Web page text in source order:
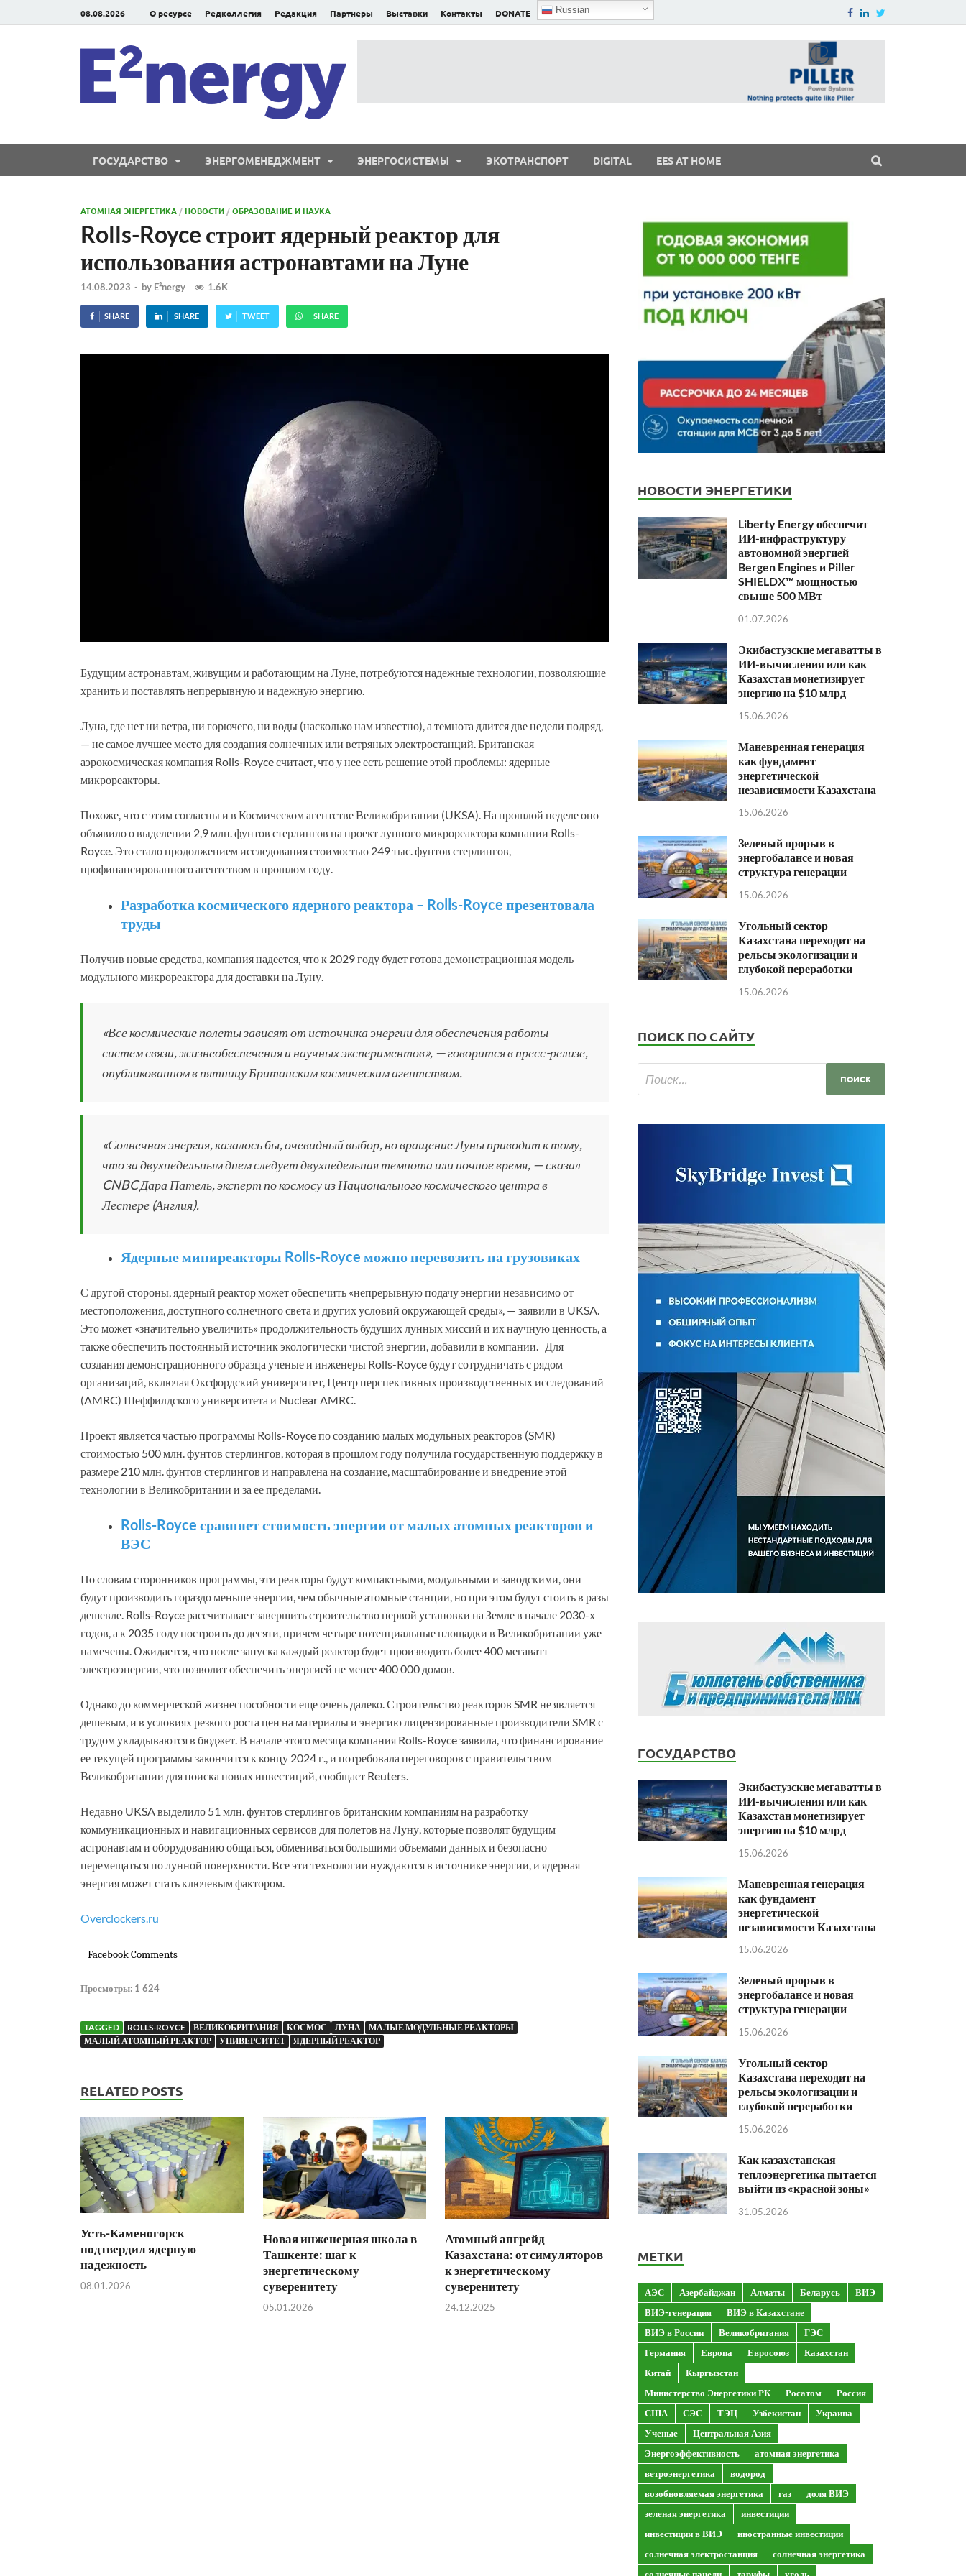
08.08.2026 О ресурсе Редколлегия Редакция Партнеры Выставки Контакты DONATE Russian
ГОСУДАРСТВО ЭНЕРГОМЕНЕДЖМЕНТ ЭНЕРГОСИСТЕМЫ ЭКОТРАНСПОРТ DIGITAL EES AT HOME
АТОМНАЯ ЭНЕРГЕТИКА /НОВОСТИ /ОБРАЗОВАНИЕ И НАУКА
Rolls-Royce строит ядерный реактор для
использования астронавтами на Луне
14.08.2023 - by E²nergy 1.6K
SHARE SHARE TWEET SHARE
Будущим астронавтам, живущим и работающим на Луне, потребуются надежные технологии, позволяющие
хранить и поставлять непрерывную и надежную энергию.
Луна, где нет ни ветра, ни горючего, ни воды (насколько нам известно), а темнота длится две недели подряд,
— не самое лучшее место для создания солнечных или ветряных электростанций. Британская
аэрокосмическая компания Rolls-Royce считает, что у нее есть решение этой проблемы: ядерные
микрореакторы.
Похоже, что с этим согласны и в Космическом агентстве Великобритании (UKSA). На прошлой неделе оно
объявило о выделении 2,9 млн. фунтов стерлингов на проект лунного микрореактора компании Rolls-
Royce. Это стало продолжением исследования стоимостью 249 тыс. фунтов стерлингов,
профинансированного агентством в прошлом году.
Разработка космического ядерного реактора – Rolls-Royce презентовала
труды
Получив новые средства, компания надеется, что к 2029 году будет готова демонстрационная модель
модульного микрореактора для доставки на Луну.
«Все космические полеты зависят от источника энергии для обеспечения работы
систем связи, жизнеобеспечения и научных экспериментов», — говорится в пресс-релизе,
опубликованном в пятницу Британским космическим агентством.
«Солнечная энергия, казалось бы, очевидный выбор, но вращение Луны приводит к тому,
что за двухнедельным днем следует двухнедельная темнота или ночное время, — сказал
CNBC Дара Патель, эксперт по космосу из Национального космического центра в
Лестере (Англия).
Ядерные миниреакторы Rolls-Royce можно перевозить на грузовиках
С другой стороны, ядерный реактор может обеспечить «непрерывную подачу энергии независимо от
местоположения, доступного солнечного света и других условий окружающей среды», — заявили в UKSA.
Это может «значительно увеличить» продолжительность будущих лунных миссий и их научную ценность, а
также обеспечить постоянный источник экологически чистой энергии, добавили в компании. Для
создания демонстрационного образца ученые и инженеры Rolls-Royce будут сотрудничать с рядом
организаций, включая Оксфордский университет, Центр перспективных производственных исследований
(AMRC) Шеффилдского университета и Nuclear AMRC.
Проект является частью программы Rolls-Royce по созданию малых модульных реакторов (SMR)
стоимостью 500 млн. фунтов стерлингов, которая в прошлом году получила государственную поддержку в
размере 210 млн. фунтов стерлингов и направлена на создание, масштабирование и внедрение этой
технологии в Великобритании и за ее пределами.
Rolls-Royce сравняет стоимость энергии от малых атомных реакторов и
ВЭС
По словам сторонников программы, эти реакторы будут компактными, модульными и заводскими, они
будут производить гораздо меньше энергии, чем обычные атомные станции, но при этом будут стоить в разы
дешевле. Rolls-Royce рассчитывает завершить строительство первой установки на Земле в начале 2030-х
годов, а к 2035 году построить до десяти, причем четыре потенциальные площадки в Великобритании уже
намечены. Ожидается, что после запуска каждый реактор будет производить более 400 мегаватт
электроэнергии, что позволит обеспечить энергией не менее 400 000 домов.
Однако до коммерческой жизнеспособности еще очень далеко. Строительство реакторов SMR не является
дешевым, и в условиях резкого роста цен на материалы и энергию лицензированные производители SMR с
трудом укладываются в бюджет. В начале этого месяца компания Rolls-Royce заявила, что финансирование
ее текущей программы закончится к концу 2024 г., и потребовала переговоров с правительством
Великобритании для поиска новых инвестиций, сообщает Reuters.
Недавно UKSA выделило 51 млн. фунтов стерлингов британским компаниям на разработку
коммуникационных и навигационных сервисов для полетов на Луну, которые позволят будущим
астронавтам и оборудованию общаться, обмениваться большими объемами данных и безопасно
перемещаться по лунной поверхности. Все эти технологии нуждаются в источнике энергии, и ядерная
энергия может стать ключевым фактором.
Overclockers.ru
Facebook Comments
Просмотры: 1 624
TAGGED ROLLS-ROYCE ВЕЛИКОБРИТАНИЯ КОСМОС ЛУНА
МАЛЫЕ МОДУЛЬНЫЕ РЕАКТОРЫ
МАЛЫЙ АТОМНЫЙ РЕАКТОР
УНИВЕРСИТЕТ ЯДЕРНЫЙ РЕАКТОР
RELATED POSTS
Усть-Каменогорск
подтвердил ядерную
надежность
08.01.2026
Новая инженерная школа в
Ташкенте: шаг к
энергетическому
суверенитету
05.01.2026
Атомный апгрейд
Казахстана: от симуляторов
к энергетическому
суверенитету
24.12.2025
НОВОСТИ ЭНЕРГЕТИКИ
Liberty Energy обеспечит
ИИ-инфраструктуру
автономной энергией
Bergen Engines и Piller
SHIELDX™ мощностью
свыше 500 МВт
01.07.2026
Экибастузские мегаватты в
ИИ-вычисления или как
Казахстан монетизирует
энергию на $10 млрд
15.06.2026
Маневренная генерация
как фундамент
энергетической
независимости Казахстана
15.06.2026
Зеленый прорыв в
энергобалансе и новая
структура генерации
15.06.2026
Угольный сектор
Казахстана переходит на
рельсы экологизации и
глубокой переработки
15.06.2026
ПОИСК ПО САЙТУ
ГОСУДАРСТВО
Экибастузские мегаватты в
ИИ-вычисления или как
Казахстан монетизирует
энергию на $10 млрд
15.06.2026
Маневренная генерация
как фундамент
энергетической
независимости Казахстана
15.06.2026
Зеленый прорыв в
энергобалансе и новая
структура генерации
15.06.2026
Угольный сектор
Казахстана переходит на
рельсы экологизации и
глубокой переработки
15.06.2026
Как казахстанская
теплоэнергетика пытается
выйти из «красной зоны»
31.05.2026
МЕТКИ
АЭС Азербайджан Алматы Беларусь
ВИЭ
ВИЭ-генерация
ВИЭ в Казахстане
ВИЭ в России
Великобритания
ГЭС
Германия
Европа Евросоюз
Казахстан
Китай
Кыргызстан
Министерство Энергетики РК
Росатом
Россия
США
СЭС ТЭЦ Узбекистан
Украина
Ученые
Центральная Азия
Энергоэффективность
атомная энергетика
ветроэнергетика
водород
возобновляемая энергетика
газ
доля ВИЭ
зеленая энергетика
инвестиции
инвестиции в ВИЭ
иностранные инвестиции
солнечная электростанция
солнечная энергетика
солнечные панели
тарифы уголь